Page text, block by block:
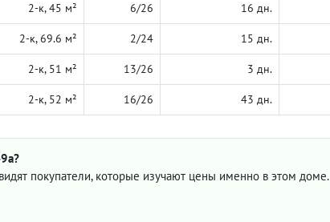
2-к, 45 м² 6/26 16 дн.
2-к, 69.6 м² 2/24 15 дн.
2-к, 51 м² 13/26 3 дн.
2-к, 52 м² 16/26 43 дн.
покупатели, которые изучают цены именно в этом доме.